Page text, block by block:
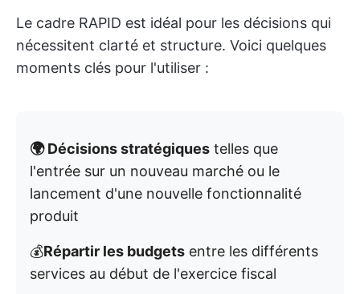
Le cadre RAPID est idéal pour les décisions qui
nécessitent clarté et structure. Voici quelques
moments clés pour l'utiliser :
🌍 Décisions stratégiques telles que
l'entrée sur un nouveau marché ou le
lancement d'une nouvelle fonctionnalité
produit
💰Répartir les budgets entre les différents
services au début de l'exercice fiscal